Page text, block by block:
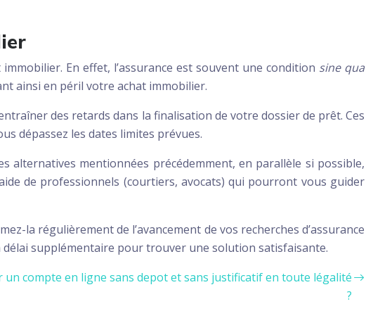
En effet, l’assurance est souvent une condition sine qua
ainsi en péril votre achat immobilier.
des retards dans la finalisation de votre dossier de prêt. Ces
dépassez les dates limites prévues.
alternatives mentionnées précédemment, en parallèle si possible,
de professionnels (courtiers, avocats) qui pourront vous guider
la régulièrement de l’avancement de vos recherches d’assurance
supplémentaire pour trouver une solution satisfaisante.
un compte en ligne sans depot et sans justificatif en toute légalité
?